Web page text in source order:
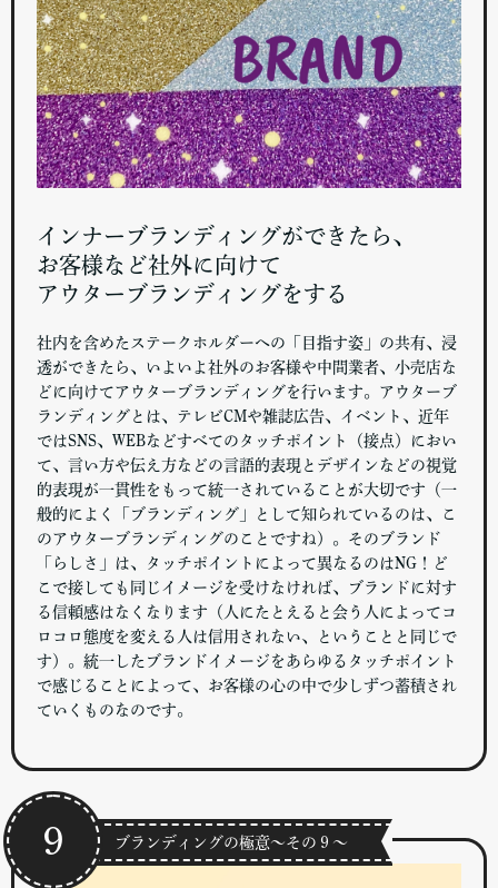
インナーブランディングができたら、
お客様など社外に向けて
アウターブランディングをする
社内を含めたステークホルダーへの「目指す姿」の共有、浸
透ができたら、いよいよ社外のお客様や中間業者、小売店な
どに向けてアウターブランディングを行います。アウターブ
ランディングとは、テレビCMや雑誌広告、イベント、近年
ではSNS、WEBなどすべてのタッチポイント（接点）におい
て、言い方や伝え方などの言語的表現とデザインなどの視覚
的表現が一貫性をもって統一されていることが大切です（一
般的によく「ブランディング」として知られているのは、こ
のアウターブランディングのことですね）。そのブランド
「らしさ」は、タッチポイントによって異なるのはNG！ど
こで接しても同じイメージを受けなければ、ブランドに対す
る信頼感はなくなります（人にたとえると会う人によってコ
ロコロ態度を変える人は信用されない、ということと同じで
す）。統一したブランドイメージをあらゆるタッチポイント
で感じることによって、お客様の心の中で少しずつ蓄積され
ていくものなのです。
ブランディングの極意～その９～
９